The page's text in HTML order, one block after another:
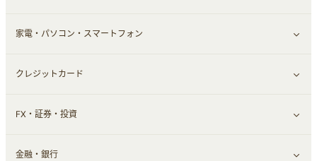
食材宅配
ウォーターサーバー
エステ・サロン
メンズ美容
スポーツ・フィットネス
日用品・薬局・からだ
すべて見る
ネット買取
家電・パソコン・スマートフォン
すべて見る
家電・パソコン・ソフトウェア
通信・レンタルサーバー
クレジットカード
すべて見る
クレジットカード
FX・証券・投資
すべて見る
金融・銀行